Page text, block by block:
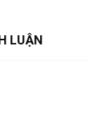
LUẬN